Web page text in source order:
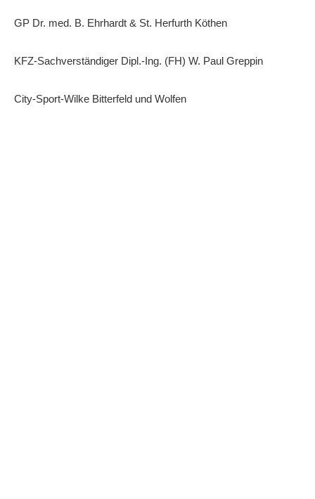
GP Dr. med. B. Ehrhardt & St. Herfurth Köthen
KFZ-Sachverständiger Dipl.-Ing. (FH) W. Paul Greppin
City-Sport-Wilke Bitterfeld und Wolfen